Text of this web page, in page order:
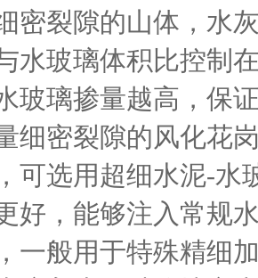
密裂隙的山体，水
水玻璃体积比控制
玻璃掺量越高，保
细密裂隙的风化花
可选用超细水泥-水
好，能够注入常规
一般用于特殊精细